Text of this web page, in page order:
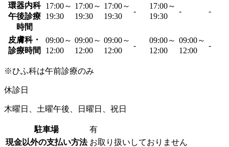
環器内科
午後診療
時間
17:00～
19:30
17:00～
19:30
17:00～
19:30
-
17:00～
19:30
- -
皮膚科・
診療時間
09:00～
12:00
09:00～
12:00
09:00～
12:00
-
09:00～
12:00
09:00～
12:00
-
※ひふ科は午前診療のみ
休診日
木曜日、土曜午後、日曜日、祝日
駐車場
有
現金以外の支払い方法 お取り扱いしておりません